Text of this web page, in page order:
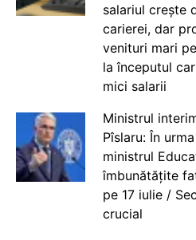
salariul crește
carierei, dar
venituri mari
la începutul
mici salarii
Ministrul
Pîslaru: În
ministrul
îmbunătățite
pe 17 iulie /
crucial